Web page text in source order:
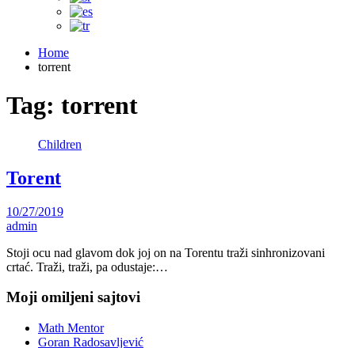
Home
torrent
Tag: torrent
Children
Torent
10/27/2019
admin
Stoji ocu nad glavom dok joj on na Torentu traži sinhronizovani
crtać. Traži, traži, pa odustaje:…
Moji omiljeni sajtovi
Math Mentor
Goran Radosavljević